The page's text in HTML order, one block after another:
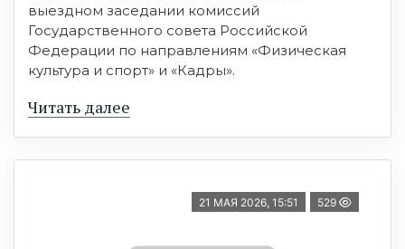
выездном заседании комиссий
Государственного совета Российской
Федерации по направлениям «Физическая
культура и спорт» и «Кадры».
Читать далее
21 МАЯ 2026, 15:51 529